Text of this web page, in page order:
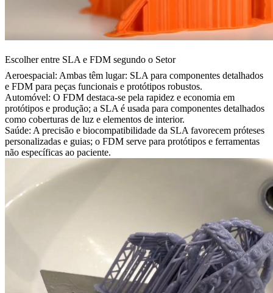
Escolher entre SLA e FDM segundo o Setor
Aeroespacial: Ambas têm lugar: SLA para componentes detalhados
e FDM para peças funcionais e protótipos robustos.
Automóvel: O FDM destaca-se pela rapidez e economia em
protótipos e produção; a SLA é usada para componentes detalhados
como coberturas de luz e elementos de interior.
Saúde: A precisão e biocompatibilidade da SLA favorecem próteses
personalizadas e guias; o FDM serve para protótipos e ferramentas
não específicas ao paciente.